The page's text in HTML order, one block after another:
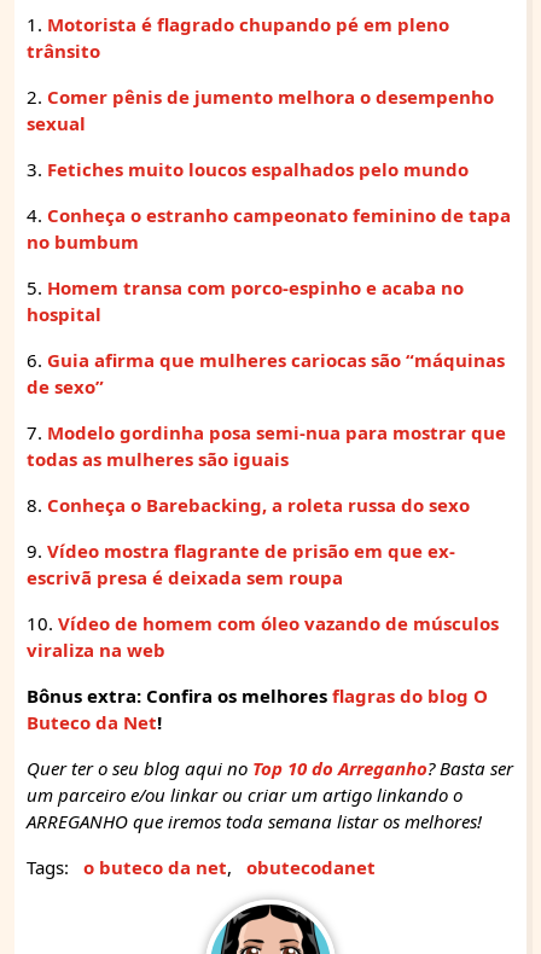
1. Motorista é flagrado chupando pé em pleno
trânsito
2. Comer pênis de jumento melhora o desempenho
sexual
3. Fetiches muito loucos espalhados pelo mundo
4. Conheça o estranho campeonato feminino de tapa
no bumbum
5. Homem transa com porco-espinho e acaba no
hospital
6. Guia afirma que mulheres cariocas são “máquinas
de sexo”
7. Modelo gordinha posa semi-nua para mostrar que
todas as mulheres são iguais
8. Conheça o Barebacking, a roleta russa do sexo
9. Vídeo mostra flagrante de prisão em que ex-
escrivã presa é deixada sem roupa
10. Vídeo de homem com óleo vazando de músculos
viraliza na web
Bônus extra: Confira os melhores flagras do blog O
Buteco da Net!
Quer ter o seu blog aqui no Top 10 do Arreganho? Basta ser
um parceiro e/ou linkar ou criar um artigo linkando o
ARREGANHO que iremos toda semana listar os melhores!
Tags:
o buteco da net, obutecodanet